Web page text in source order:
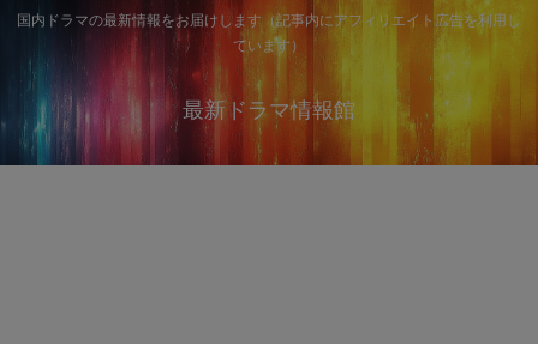
国内ドラマの最新情報をお届けします（記事内にアフィリエイト広告を利用し
ています）
最新ドラマ情報館